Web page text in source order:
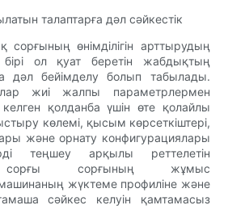
талаптарға дәл сәйкестік
сорғының өнімділігін арттырудың
бірі ол қуат беретін жабдықтың
дәл бейімделу болып табылады.
жиі жалпы параметрлермен
келген қолданба үшін өте қолайлы
көлемі, қысым көрсеткіштері,
және орнату конфигурациялары
теңшеу арқылы реттелетін
сорғы сорғының жұмыс
жүктеме профиліне және
сәйкес келуін қамтамасыз